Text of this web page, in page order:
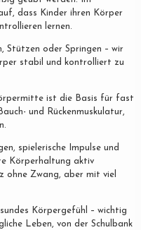
dass Kinder ihren Körper
lernen.
Stützen oder Springen – wir
stabil und kontrolliert zu
ist die Basis für fast
und Rückenmuskulatur,
spielerische Impulse und
Körperhaltung aktiv
ohne Zwang, aber mit viel
Körpergefühl – wichtig
Leben, von der Schulbank